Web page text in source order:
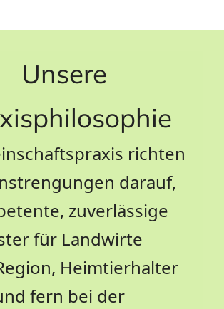
Unsere
richten
darauf,
zuverlässige
für Landwirte
Heimtierhalter
fern bei der